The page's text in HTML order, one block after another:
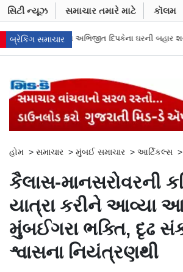
સિટી ન્યૂઝ સમાચાર તમારે માટે કૉલમ
બ્રેકિંગ સમાચાર
ઘરની બહાર શરૂ કરી ભૂખ હડતાળ અભિજીત
હોમ > સમાચાર > મુંબઈ સમાચાર > આર્ટિકલ્સ >
કૈલાસ-માનસરોવરની
યાત્રા કરીને આવ્યા
મુંબઈગરા ભક્તિ, દૃઢ
શ્વાસના નિયંત્રણથી